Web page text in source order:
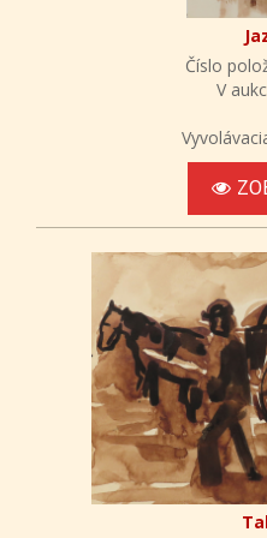
Číslo
V